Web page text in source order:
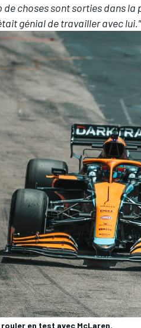
choses sont sorties dans
génial de travailler avec lui."
en test avec McLaren.